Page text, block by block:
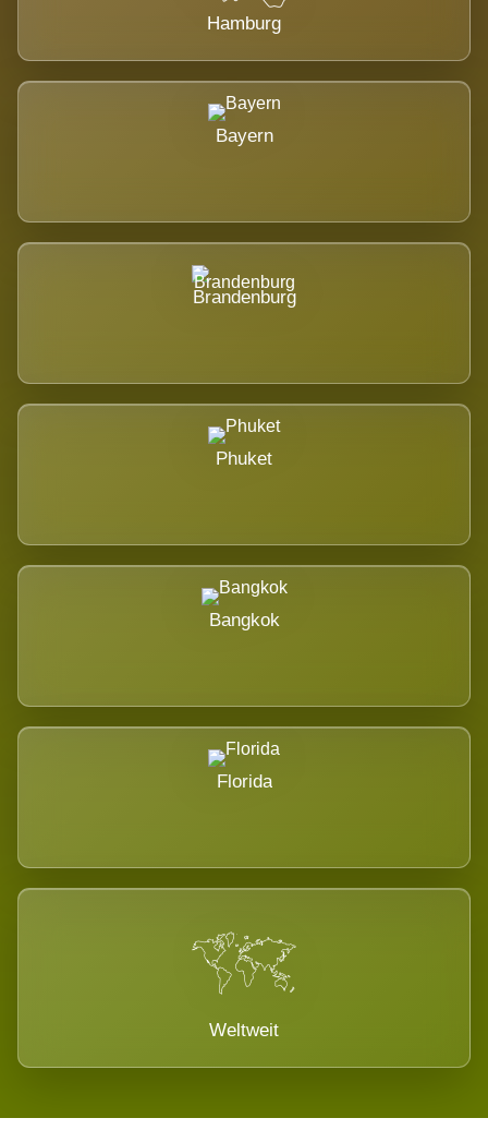
Hamburg
Bayern
Brandenburg
Phuket
Bangkok
Florida
Weltweit